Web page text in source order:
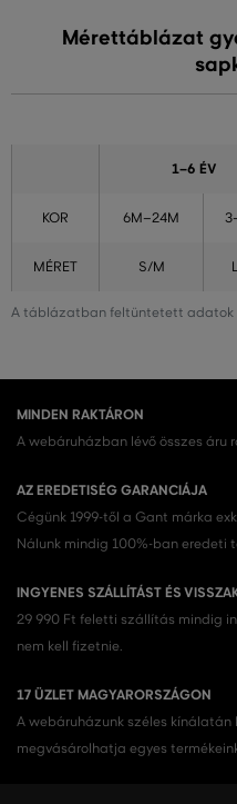
Mérettáblázat
A táblázatban feltüntetett adatok
1–6 ÉV
KOR 6M–24M
MÉRET S/M
MINDEN RAKTÁRON
A webáruházban lévő összes áru
AZ EREDETISÉG GARANCIÁJA
Cégünk 1999-től a Gant márka
Nálunk mindig 100%-ban eredeti
INGYENES SZÁLLÍTÁST ÉS
29 990 Ft feletti szállítás mindig
nem kell fizetnie.
17 ÜZLET MAGYARORSZÁGON
A webáruházunk széles kínálatán
megvásárolhatja egyes